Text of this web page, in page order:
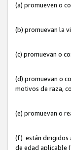
(a) promueven o
(b) promuevan la
(c) promuevan o
(d) promuevan o
motivos de raza,
(e) promuevan o
(f) están dirigidos
de edad aplicable